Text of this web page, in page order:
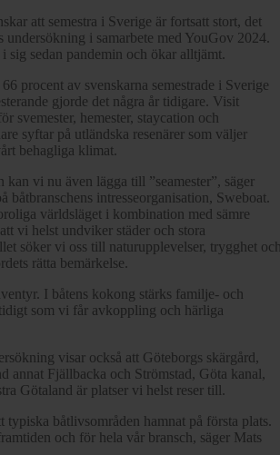
att semestra i Sverige är fortsatt stort, det
undersökning i samarbete med YouGov 2024.
sig sedan pandemin och ökar alltjämt.
procent av svenskarna semestrade i Sverige
gjorde det några år tidigare. Visit
svemester, hemester, staycation och
syftar på utländska resenärer som väljer
behagliga klimat.
kan vi nu även lägga till ”seamester”, säger
båtbranschens intresseorganisation, Sweboat.
världsläget i kombination med sämre
vi helst undviker städer och stora
söker vi oss till naturupplevelser, trygghet
rätta bemärkelse.
I båtens kokong stärks familje- och
som vi får avkoppling och härliga
visar också att Göteborgs skärgård,
annat Fjällbacka och Strömstad, Göta kanal,
Götaland är platser vi helst reser till.
typiska båtlivsområden hamnat på första plats.
och för hela vår bransch, säger Mats